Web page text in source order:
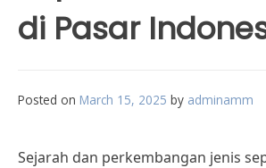
di Pasar
Posted on March 15, 2025 by adminamm
Sejarah dan perkembangan jenis